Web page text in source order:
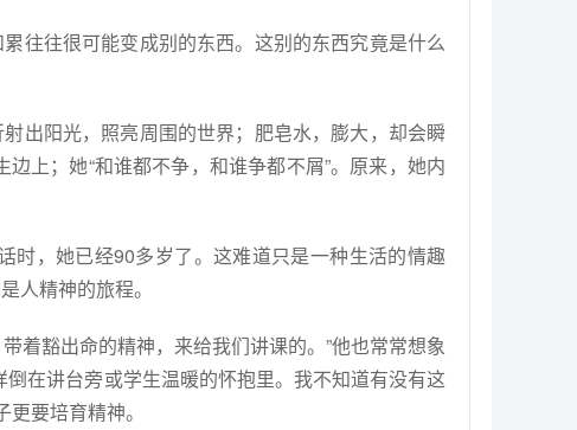
往往很可能变成别的东西。这别的东西究竟是什么
出阳光，照亮周围的世界；肥皂水，膨大，却会瞬
上；她“和谁都不争，和谁争都不屑”。原来，她内
时，她已经90多岁了。这难道只是一种生活的情趣
人精神的旅程。
着豁出命的精神，来给我们讲课的。”他也常常想象
在讲台旁或学生温暖的怀抱里。我不知道有没有这
要培育精神。